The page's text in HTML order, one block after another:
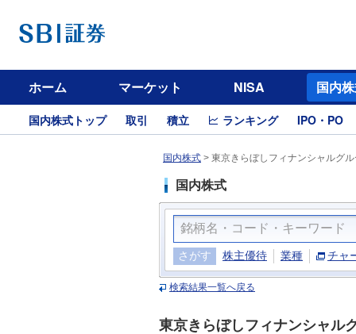
ホーム マーケット NISA 国内
国内株式トップ 取引 積立 ランキング IPO・PO
国内株式 > 東京きらぼしフィナンシャルグ
国内株式
さがす 株主優待 業種 チャ
検索結果一覧へ戻る
東京きらぼしフィナンシャル